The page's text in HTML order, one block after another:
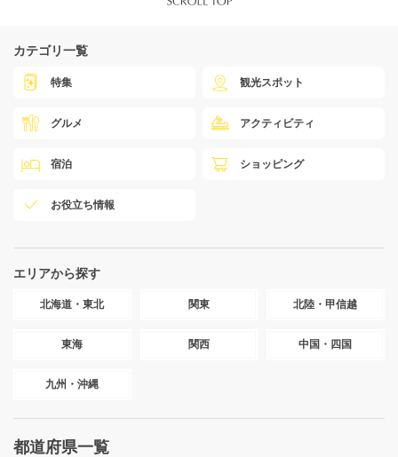
カテゴリ一覧
特集 観光スポット
グルメ アクティビティ
宿泊 ショッピング
お役立ち情報
エリアから探す
北海道・東北 関東 北陸・甲信越
東海 関西 中国・四国
九州・沖縄
都道府県一覧